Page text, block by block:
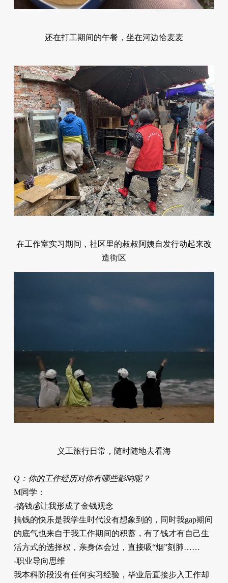
还在打工期间的午餐，坐在河边恰麦麦
在工作室实习期间，社区里的叔叔阿姨自发行动起来改
造街区
义工旅行日常，随时随地去看海
Q：你的工作经历对你有哪些影响呢？
M同学：
-搞钱💰让我形成了金钱观念
搞钱的快乐是我学生时代没有想象到的，同时我gap期间
的底气也来自于我工作期间的积蓄，有了钱才有自己生
活方式的选择权，亲身体会过，直接吸“烟”刻肺……
-职业导向思维
我本科阶段没有任何实习经验，毕业后直接步入工作却